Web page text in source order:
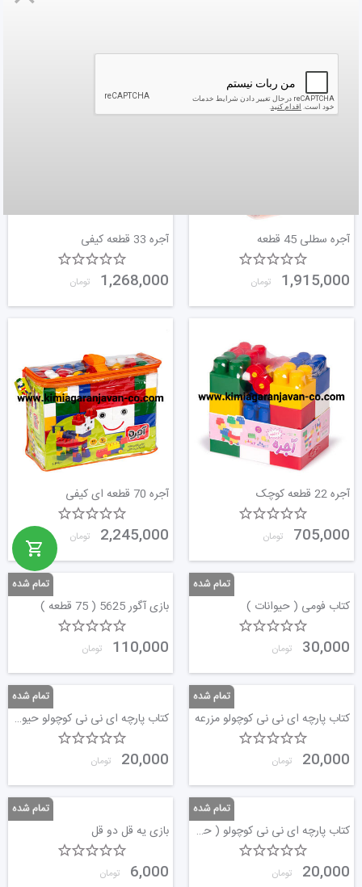
آجره سطلی 45 قطعه
1,915,000 تومان
آجره 33 قطعه کیفی
1,268,000 تومان
آجره 22 قطعه کوچک
705,000 تومان
آجره 70 قطعه ای کیفی
2,245,000 تومان
کتاب فومی ( حیوانات )
30,000 تومان
بازی آگور 5625 ( 75 قطعه )
110,000 تومان
کتاب پارچه ای نی نی کوچولو مزرعه
20,000 تومان
کتاب پارچه ای نی نی کوچولو حیوانات خانگی
20,000 تومان
کتاب پارچه ای نی نی کوچولو ( حیوانات جنگل )
20,000 تومان
بازی یه قل دو قل
6,000 تومان